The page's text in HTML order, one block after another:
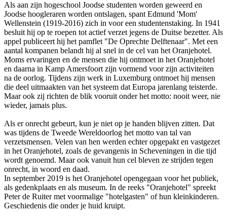
Als aan zijn hogeschool Joodse studenten worden geweerd en
Joodse hoogleraren worden ontslagen, spant Edmund 'Mom'
Wellenstein (1919-2016) zich in voor een studentenstaking. In 1941
besluit hij op te roepen tot actief verzet jegens de Duitse bezetter. Als
appel publiceert hij het pamflet "De Oprechte Delftenaar". Met een
aantal kompanen belandt hij al snel in de cel van het Oranjehotel.
Moms ervaringen en de mensen die hij ontmoet in het Oranjehotel
en daarna in Kamp Amersfoort zijn vormend voor zijn activiteiten
na de oorlog. Tijdens zijn werk in Luxemburg ontmoet hij mensen
die deel uitmaakten van het systeem dat Europa jarenlang teisterde.
Maar ook zij richten de blik vooruit onder het motto: nooit weer, nie
wieder, jamais plus.
Als er onrecht gebeurt, kun je niet op je handen blijven zitten. Dat
was tijdens de Tweede Wereldoorlog het motto van tal van
verzetsmensen. Velen van hen werden echter opgepakt en vastgezet
in het Oranjehotel, zoals de gevangenis in Scheveningen in die tijd
wordt genoemd. Maar ook vanuit hun cel bleven ze strijden tegen
onrecht, in woord en daad.
In september 2019 is het Oranjehotel opengegaan voor het publiek,
als gedenkplaats en als museum. In de reeks "Oranjehotel" spreekt
Peter de Ruiter met voormalige "hotelgasten" of hun kleinkinderen.
Geschiedenis die onder je huid kruipt.